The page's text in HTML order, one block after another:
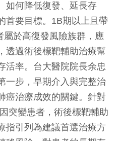
如何降低復發、延長存
首要目標。1B期以上且帶
於高復發風險族群，應
透過術後標靶輔助治療幫
活率。台大醫院院長余忠
一步，早期介入與完整治
癌治療成效的關鍵。針對
突變患者，術後標靶輔助
指引列為建議首選治療方